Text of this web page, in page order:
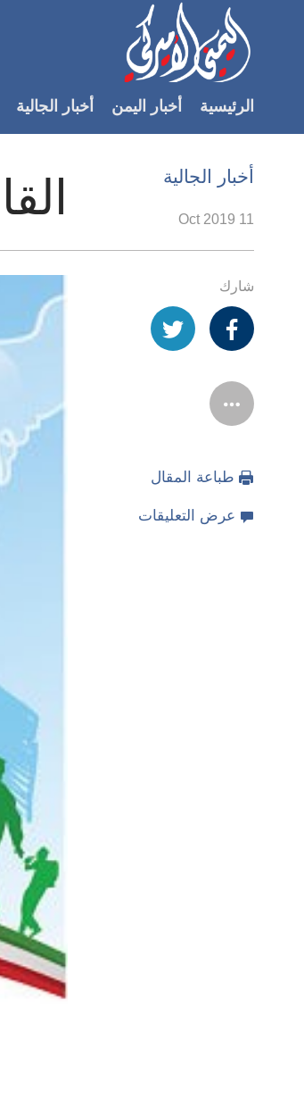
Accessibility
الرئيسي
الأقسام
الرئيسية
الرئيسية أخبار اليمن أخبار الجالية
أخبار الجالية
11 Oct 2019
شارك
طباعة المقال
عرض التعليقات